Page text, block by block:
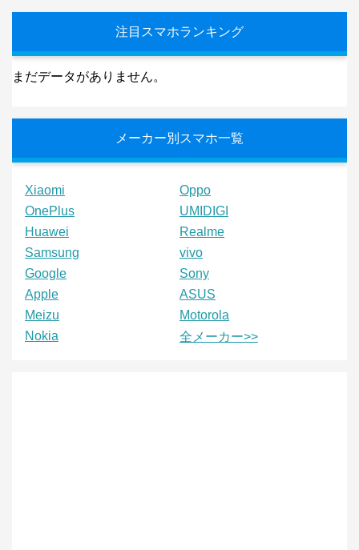
注目スマホランキング
まだデータがありません。
メーカー別スマホ一覧
Xiaomi
Oppo
OnePlus
UMIDIGI
Huawei
Realme
Samsung
vivo
Google
Sony
Apple
ASUS
Meizu
Motorola
Nokia
全メーカー>>